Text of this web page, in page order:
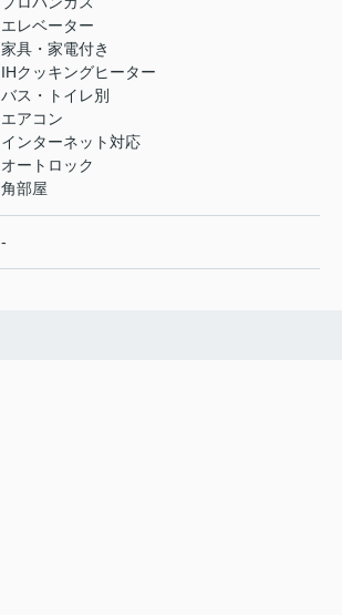
エレベーター
家具・家電付き
IHクッキングヒーター
バス・トイレ別
エアコン
インターネット対応
オートロック
角部屋
-